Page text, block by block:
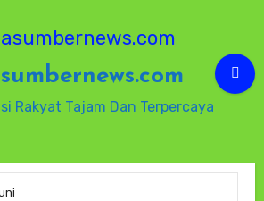
Rakyat Tajam Dan Terpercaya